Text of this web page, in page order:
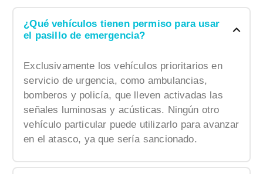
¿Qué vehículos tienen permiso para usar
el pasillo de emergencia?
Exclusivamente los vehículos prioritarios en
servicio de urgencia, como ambulancias,
bomberos y policía, que lleven activadas las
señales luminosas y acústicas. Ningún otro
vehículo particular puede utilizarlo para avanzar
en el atasco, ya que sería sancionado.